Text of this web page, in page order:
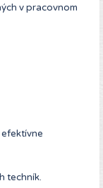
v pracovnom
efektívne
techník.